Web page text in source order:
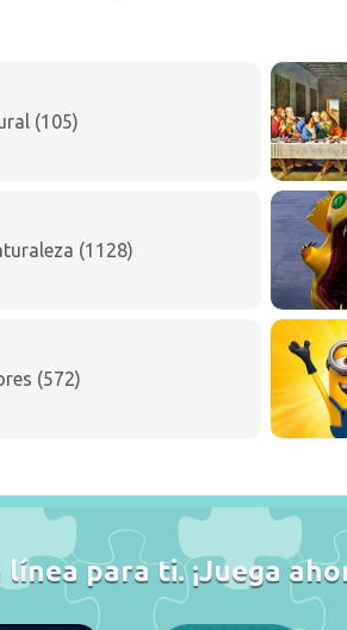
(105)
(1128)
(572)
para ti. ¡Juega